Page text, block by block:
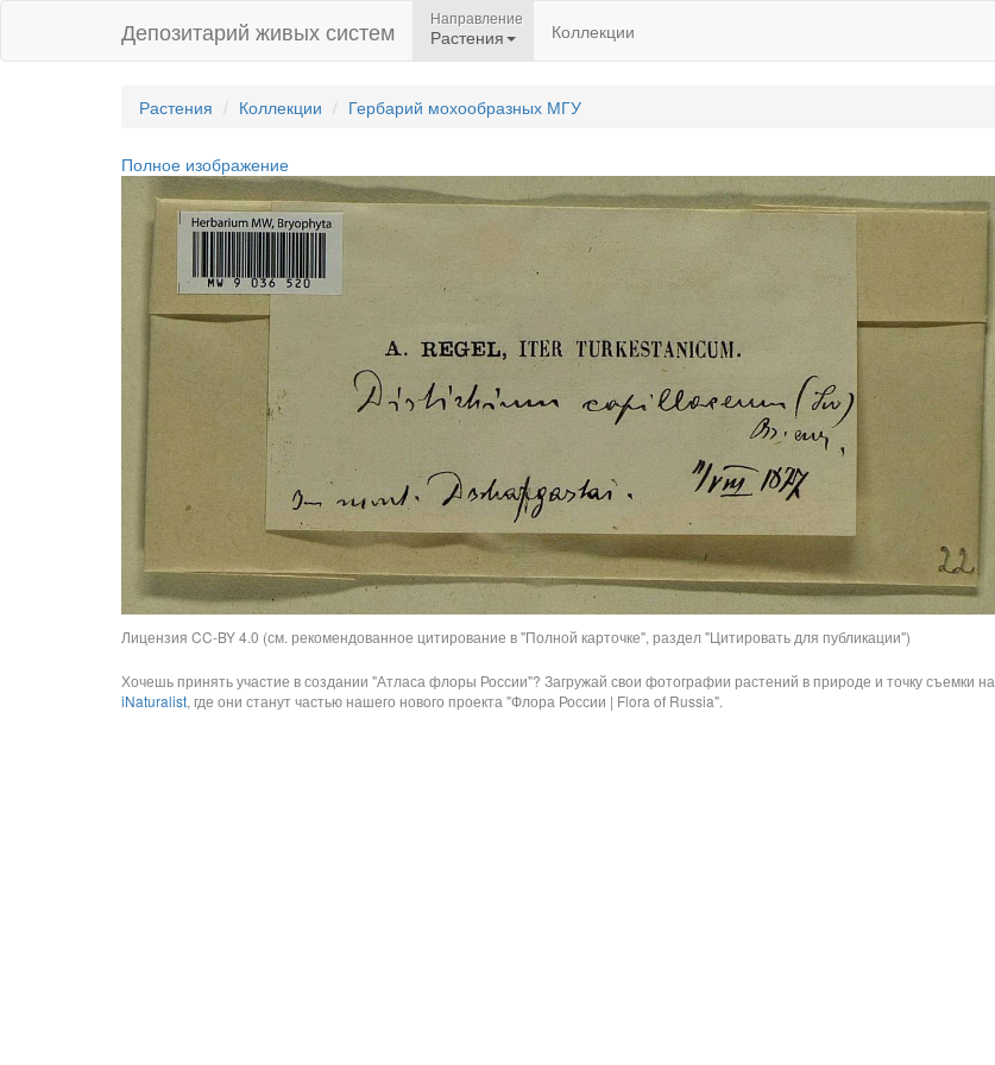
Депозитарий живых систем Направление
Растения Коллекции
Растения Коллекции Гербарий мохообразных МГУ
Полное изображение
Лицензия CC-BY 4.0 (см. рекомендованное цитирование в "Полной карточке", раздел "Цитировать для публикации")
Хочешь принять участие в создании "Атласа флоры России"? Загружай свои фотографии растений в природе и точку съемки на
iNaturalist, где они станут частью нашего нового проекта "Флора России | Flora of Russia".